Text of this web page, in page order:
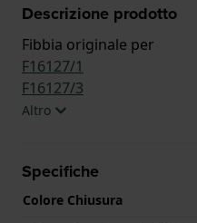
Descrizione prodotto
Fibbia originale per
F16127/1
F16127/3
Altro
Specifiche
Colore Chiusura